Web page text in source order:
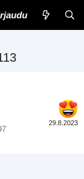
29.8.2023